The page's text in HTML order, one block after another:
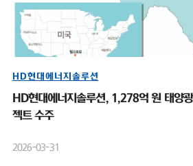
HD현대에너지솔루션
HD현대에너지솔루션, 1,278억 원 태양
젝트 수주
2026-03-31